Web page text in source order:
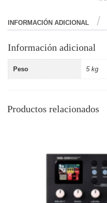
INFORMACIÓN ADICIONAL
Información adicional
Peso 5 kg
Productos relacionados